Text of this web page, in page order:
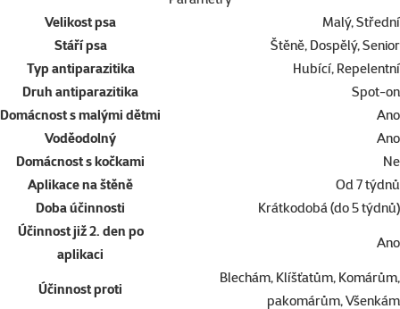
Velikost psa
Malý, Střední
Stáří psa
Štěně, Dospělý, Senior
Typ antiparazitika
Hubící, Repelentní
Druh antiparazitika
Spot-on
Domácnost s malými dětmi
Ano
Voděodolný
Ano
Domácnost s kočkami
Ne
Aplikace na štěně
Od 7 týdnů
Doba účinnosti
Krátkodobá (do 5 týdnů)
Účinnost již 2. den po
aplikaci
Ano
Účinnost proti
Blechám, Klíšťatům, Komárům,
pakomárům, Všenkám